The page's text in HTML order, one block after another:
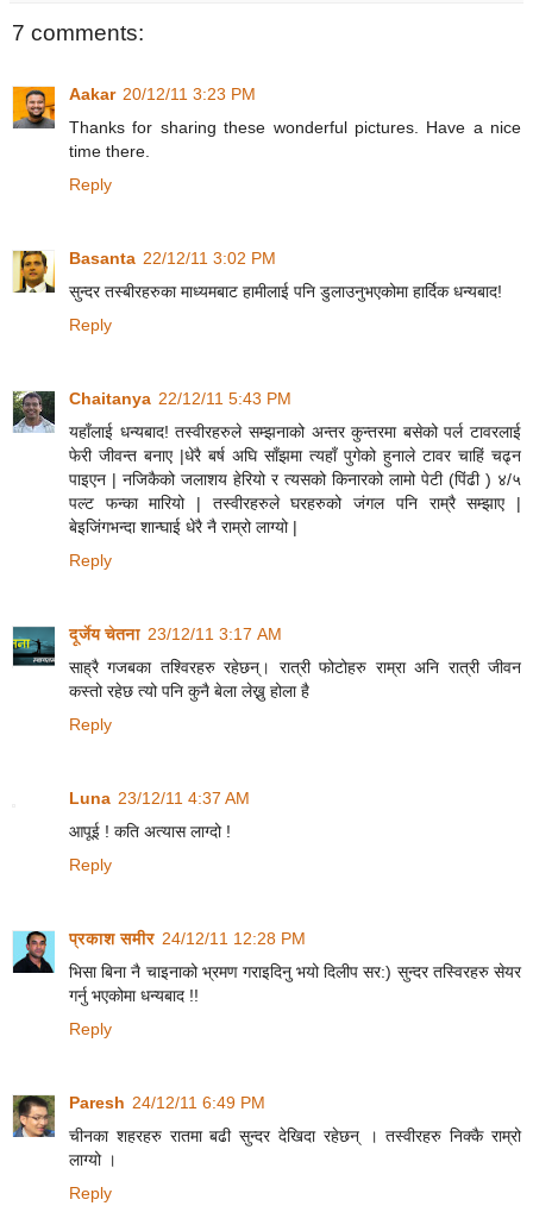
7 comments:
Aakar 20/12/11 3:23 PM
Thanks for sharing these wonderful pictures. Have a nice
time there.
Reply
Basanta 22/12/11 3:02 PM
सुन्दर तस्बीरहरुका माध्यमबाट हामीलाई पनि डुलाउनुभएकोमा हार्दिक धन्यबाद!
Reply
Chaitanya 22/12/11 5:43 PM
यहाँलाई धन्यबाद! तस्वीरहरुले सम्झनाको अन्तर कुन्तरमा बसेको पर्ल टावरलाई
फेरी जीवन्त बनाए |धेरै बर्ष अघि साँझमा त्यहाँ पुगेको हुनाले टावर चाहिं चढ्न
पाइएन | नजिकैको जलाशय हेरियो र त्यसको किनारको लामो पेटी (पिंढी ) ४/५
पल्ट फन्का मारियो | तस्वीरहरुले घरहरुको जंगल पनि राम्रै सम्झाए |
बेइजिंगभन्दा शान्घाई धेरै नै राम्रो लाग्यो |
Reply
दूर्जेय चेतना 23/12/11 3:17 AM
साह्रै गजबका तश्विरहरु रहेछन्। रात्री फोटोहरु राम्रा अनि रात्री जीवन
कस्तो रहेछ त्यो पनि कुनै बेला लेख्नु होला है
Reply
Luna 23/12/11 4:37 AM
आपूई ! कति अत्यास लाग्दो !
Reply
प्रकाश समीर 24/12/11 12:28 PM
भिसा बिना नै चाइनाको भ्रमण गराइदिनु भयो दिलीप सर:) सुन्दर तस्विरहरु सेयर
गर्नु भएकोमा धन्यबाद !!
Reply
Paresh 24/12/11 6:49 PM
चीनका शहरहरु रातमा बढी सुन्दर देखिदा रहेछन् । तस्वीरहरु निक्कै राम्रो
लाग्यो ।
Reply